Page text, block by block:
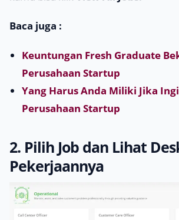
Baca juga :
Keuntungan Fresh Graduate
Perusahaan Startup
Yang Harus Anda Miliki Jika
Perusahaan Startup
2. Pilih Job dan Lihat
Pekerjaannya